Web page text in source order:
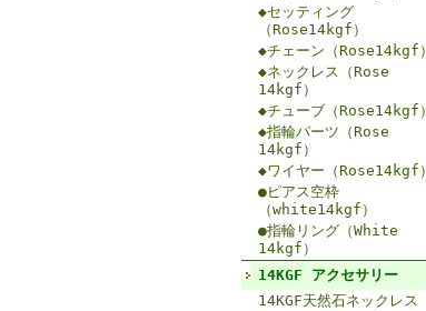
◆セッティング
（Rose14kgf）
◆チェーン（Rose14kgf）
◆ネックレス（Rose
14kgf）
◆チューブ（Rose14kgf）
◆指輪パーツ（Rose
14kgf）
◆ワイヤー（Rose14kgf）
●ピアス空枠
（white14kgf）
●指輪リング（White
14kgf）
14KGF アクセサリー
14KGF天然石ネックレス